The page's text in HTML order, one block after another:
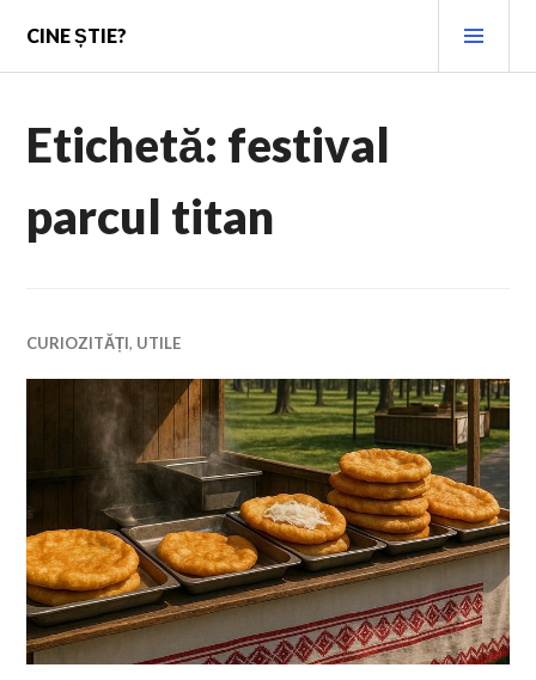
content
CINE ȘTIE?
Etichetă: festival
parcul titan
CURIOZITĂȚI, UTILE